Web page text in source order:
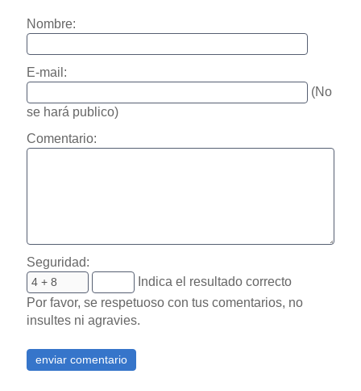
Nombre:
E-mail:
(No
se hará publico)
Comentario:
Seguridad:
Indica el resultado correcto
Por favor, se respetuoso con tus comentarios, no
insultes ni agravies.